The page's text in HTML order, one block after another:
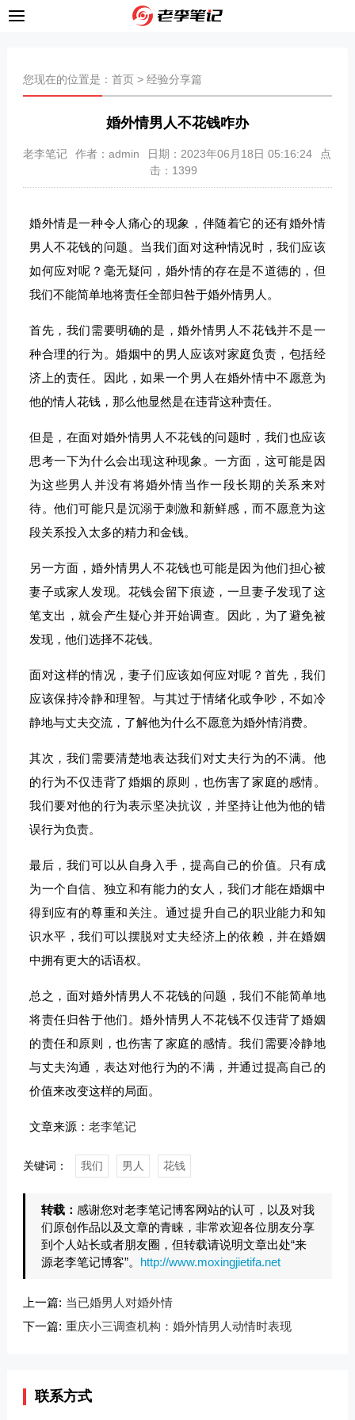
您现在的位置是： 首页> 经验分享篇
婚外情男人不花钱咋办
老李笔记 作者：admin 日期：2023年06月18日 05:16:24
点
击： 1399
婚外情是一种令人痛心的现象，伴随着它的还有婚外情
男人不花钱的问题。当我们面对这种情况时，我们应该
如何应对呢？毫无疑问，婚外情的存在是不道德的，但
我们不能简单地将责任全部归咎于婚外情男人。
首先，我们需要明确的是，婚外情男人不花钱并不是一
种合理的行为。婚姻中的男人应该对家庭负责，包括经
济上的责任。因此，如果一个男人在婚外情中不愿意为
他的情人花钱，那么他显然是在违背这种责任。
但是，在面对婚外情男人不花钱的问题时，我们也应该
思考一下为什么会出现这种现象。一方面，这可能是因
为这些男人并没有将婚外情当作一段长期的关系来对
待。他们可能只是沉溺于刺激和新鲜感，而不愿意为这
段关系投入太多的精力和金钱。
另一方面，婚外情男人不花钱也可能是因为他们担心被
妻子或家人发现。花钱会留下痕迹，一旦妻子发现了这
笔支出，就会产生疑心并开始调查。因此，为了避免被
发现，他们选择不花钱。
面对这样的情况，妻子们应该如何应对呢？首先，我们
应该保持冷静和理智。与其过于情绪化或争吵，不如冷
静地与丈夫交流，了解他为什么不愿意为婚外情消费。
其次，我们需要清楚地表达我们对丈夫行为的不满。他
的行为不仅违背了婚姻的原则，也伤害了家庭的感情。
我们要对他的行为表示坚决抗议，并坚持让他为他的错
误行为负责。
最后，我们可以从自身入手，提高自己的价值。只有成
为一个自信、独立和有能力的女人，我们才能在婚姻中
得到应有的尊重和关注。通过提升自己的职业能力和知
识水平，我们可以摆脱对丈夫经济上的依赖，并在婚姻
中拥有更大的话语权。
总之，面对婚外情男人不花钱的问题，我们不能简单地
将责任归咎于他们。婚外情男人不花钱不仅违背了婚姻
的责任和原则，也伤害了家庭的感情。我们需要冷静地
与丈夫沟通，表达对他行为的不满，并通过提高自己的
价值来改变这样的局面。
文章来源： 老李笔记
关键词： 我们 男人 花钱
转载： 感谢您对老李笔记博客网站的认可，以及对我
们原创作品以及文章的青睐，非常欢迎各位朋友分享
到个人站长或者朋友圈，但转载请说明文章出处“来
源老李笔记博客”。 http://www.moxingjietifa.net
上一篇: 当已婚男人对婚外情
下一篇: 重庆小三调查机构：婚外情男人动情时表现
联系方式